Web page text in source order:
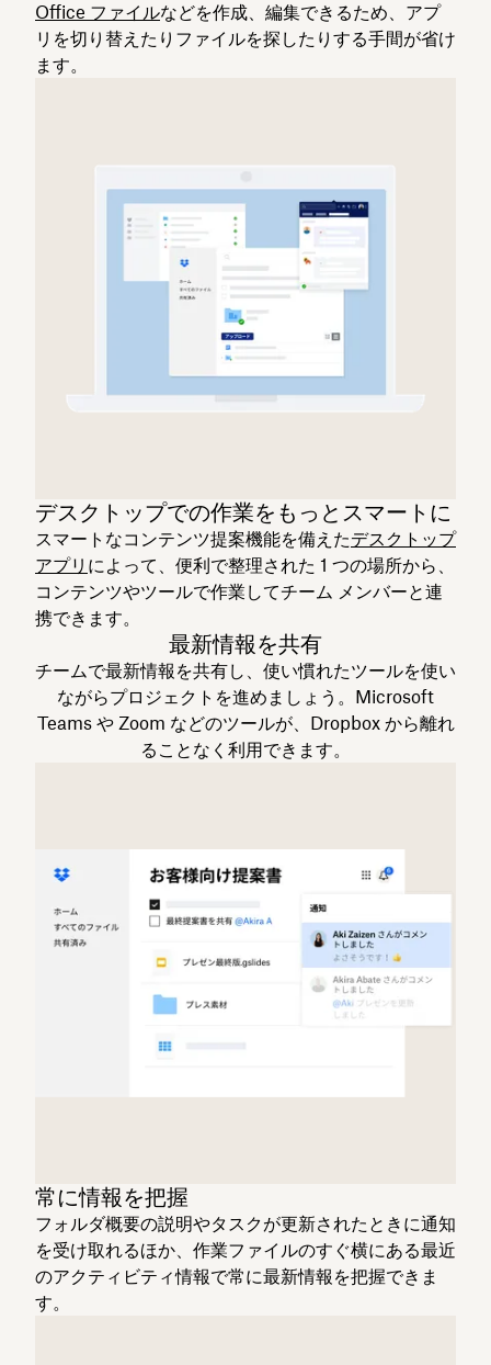
Office ファイルなどを作成、編集できるため、アプ
リを切り替えたりファイルを探したりする手間が省け
ます。
デスクトップでの作業をもっとスマートに
スマートなコンテンツ提案機能を備えたデスクトップ
アプリ によって、便利で整理された 1 つの場所から、
コンテンツやツールで作業してチーム メンバーと連
携できます。
最新情報を共有
チームで最新情報を共有し、使い慣れたツールを使い
ながらプロジェクトを進めましょう。Microsoft
Teams や Zoom などのツールが、Dropbox から離れ
ることなく利用できます。
常に情報を把握
フォルダ概要の説明やタスクが更新されたときに通知
を受け取れるほか、作業ファイルのすぐ横にある最近
のアクティビティ情報で常に最新情報を把握できま
す。